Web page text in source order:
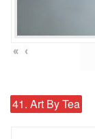
« ‹
41. Art By Tea